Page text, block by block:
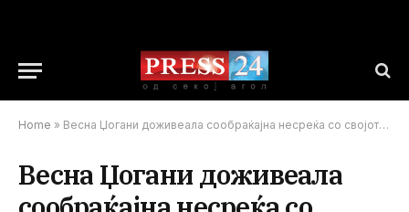
Home » Весна Џогани доживеала сообраќајна несреќа со својот син
Весна Џогани доживеала